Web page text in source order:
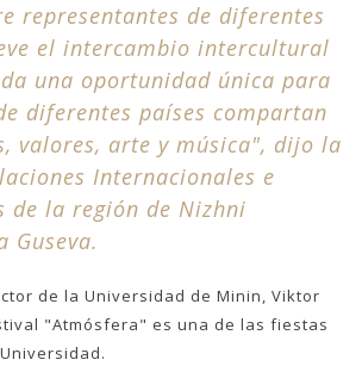
representantes de diferentes
el intercambio intercultural
una oportunidad única para
diferentes países compartan
valores, arte y música", dijo la
Internacionales e
de la región de Nizhni
Guseva.
de la Universidad de Minin, Viktor
"Atmósfera" es una de las fiestas